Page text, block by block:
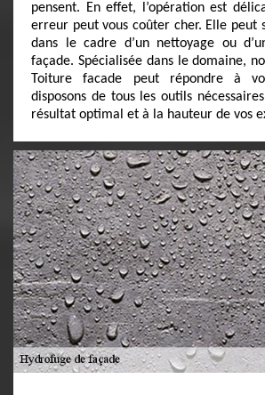
pensent. En effet, l’opération est
erreur peut vous coûter cher. Elle peut
dans le cadre d’un nettoyage ou
façade. Spécialisée dans le domaine,
Toiture facade peut répondre à
disposons de tous les outils
résultat optimal et à la hauteur de vos